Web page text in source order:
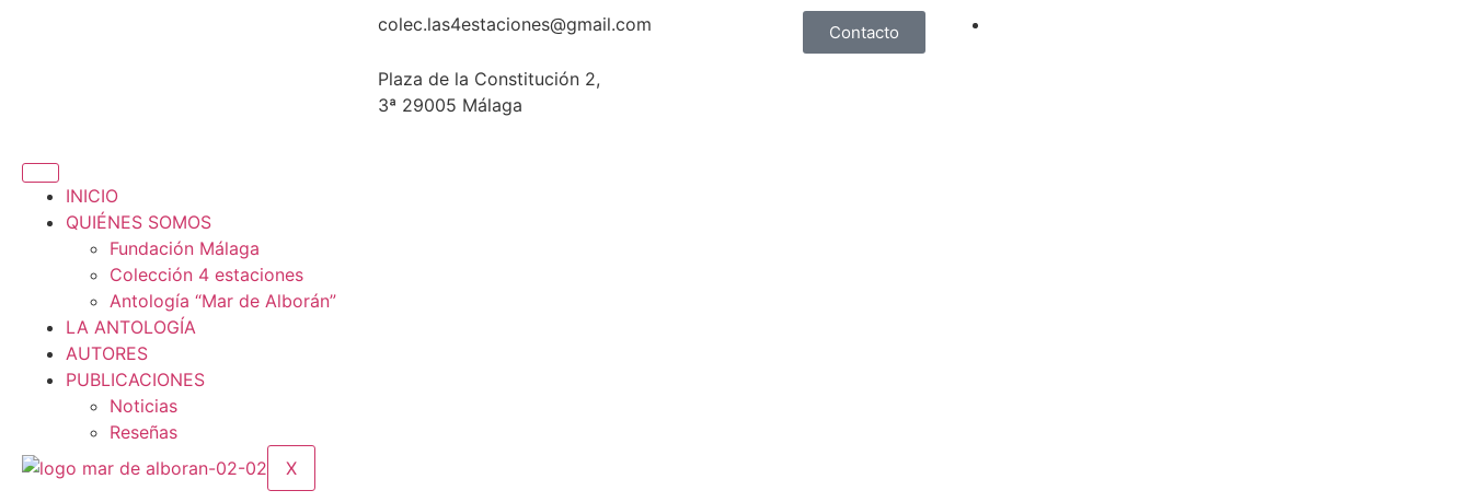
colec.las4estaciones@gmail.com
Plaza de la Constitución 2,
3ª 29005 Málaga
Contacto
INICIO
QUIÉNES SOMOS
Fundación Málaga
Colección 4 estaciones
Antología “Mar de Alborán”
LA ANTOLOGÍA
AUTORES
PUBLICACIONES
Noticias
Reseñas
X